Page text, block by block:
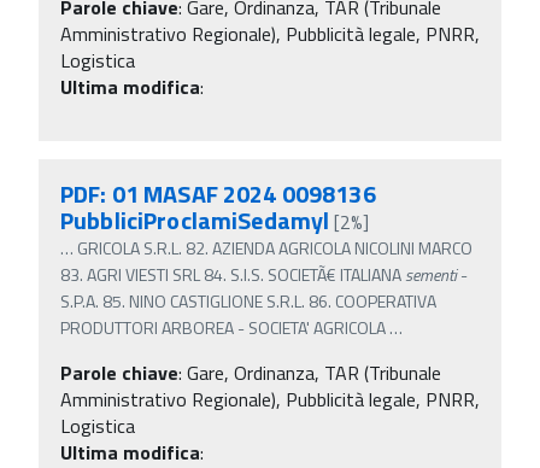
Parole chiave: Gare, Ordinanza, TAR (Tribunale
Amministrativo Regionale), Pubblicità legale, PNRR,
Logistica
Ultima modifica:
PDF: 01 MASAF 2024 0098136
PubbliciProclamiSedamyl [2%]
… GRICOLA S.R.L. 82. AZIENDA AGRICOLA NICOLINI MARCO
83. AGRI VIESTI SRL 84. S.I.S. SOCIETÃ€ ITALIANAsementi-
S.P.A. 85. NINO CASTIGLIONE S.R.L. 86. COOPERATIVA
PRODUTTORI ARBOREA - SOCIETA' AGRICOLA…
Parole chiave: Gare, Ordinanza, TAR (Tribunale
Amministrativo Regionale), Pubblicità legale, PNRR,
Logistica
Ultima modifica: